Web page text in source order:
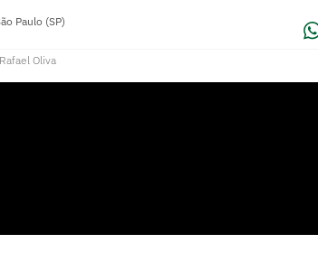
Paulo (SP)
Rafael Oliva